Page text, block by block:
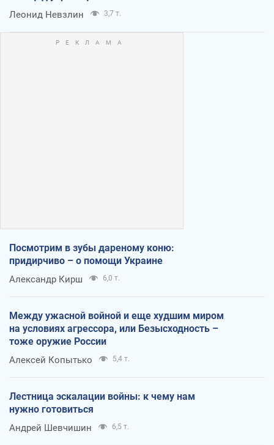
Леонид Невзлин 3,7 т.
Посмотрим в зубы дареному коню:
придирчиво – о помощи Украине
Александр Кирш 6,0 т.
Между ужасной войной и еще худшим миром
на условиях агрессора, или Безысходность –
тоже оружие России
Алексей Копытько 5,4 т.
Лестница эскалации войны: к чему нам
нужно готовиться
Андрей Шевчишин 6,5 т.